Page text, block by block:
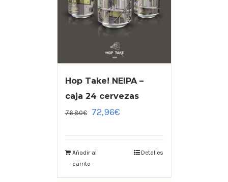
Hop Take! NEIPA –
caja 24 cervezas
76,80€ 72,96€
Añadir al
carrito
Detalles